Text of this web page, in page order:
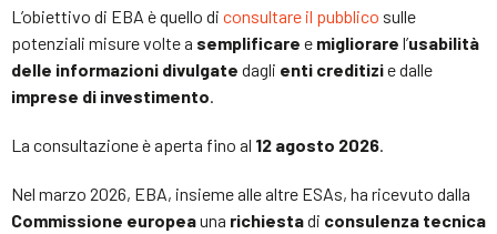
L’obiettivo di EBA è quello di consultare il pubblico sulle
potenziali misure volte a semplificare e migliorare l’usabilità
delle informazioni divulgate dagli enti creditizie dalle
imprese di investimento.
La consultazione è aperta fino al 12 agosto 2026.
Nel marzo 2026, EBA, insieme alle altre ESAs, ha ricevuto dalla
Commissione europeauna richiestadi consulenza tecnica